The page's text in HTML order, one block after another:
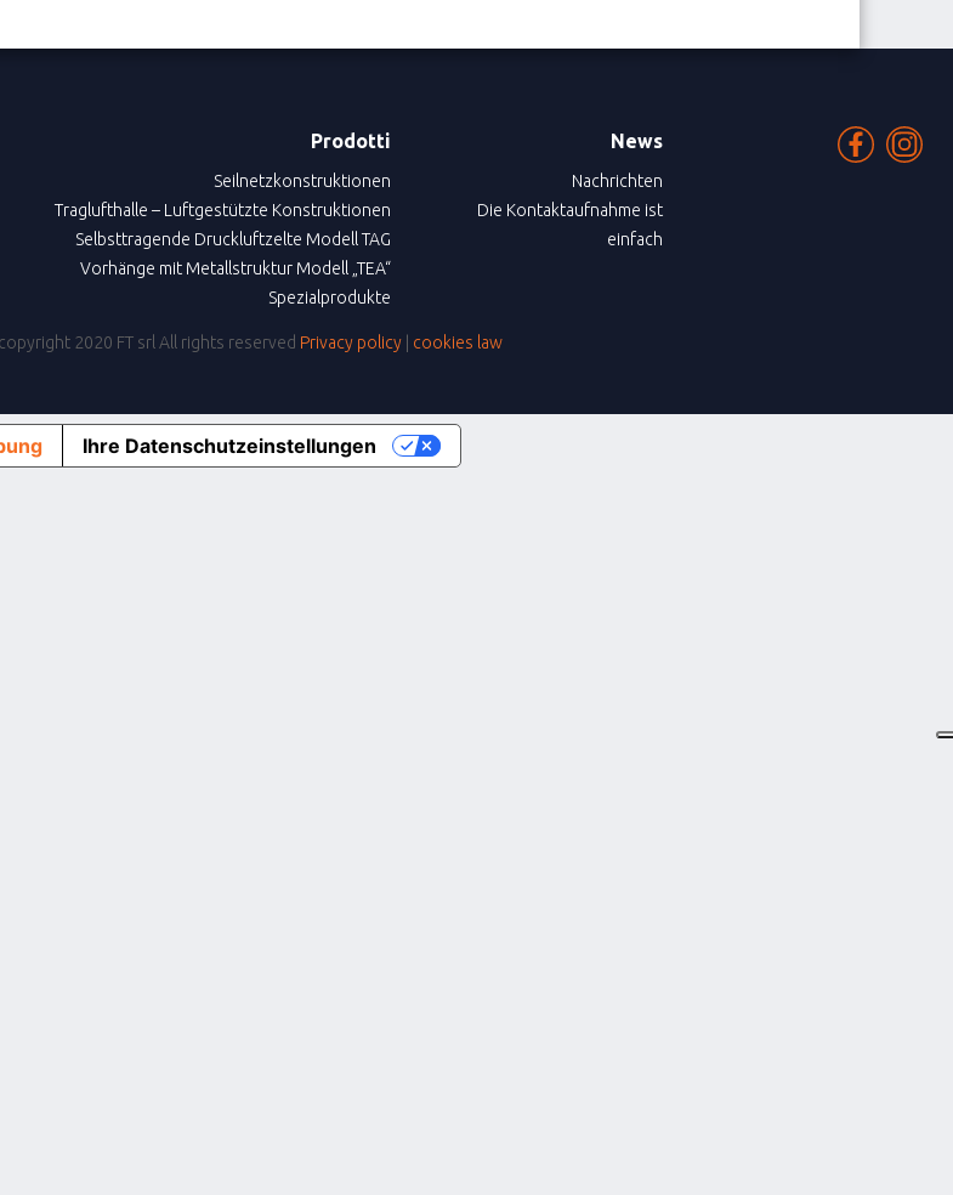
Prodotti
Seilnetzkonstruktionen
Traglufthalle – Luftgestützte Konstruktionen
Selbsttragende Druckluftzelte Modell TAG
Vorhänge mit Metallstruktur Modell „TEA“
Spezialprodukte
News
Nachrichten
Die Kontaktaufnahme ist
einfach
2020 FT srl All rights reserved Privacy policy| cookies law
Ihre Datenschutzeinstellungen